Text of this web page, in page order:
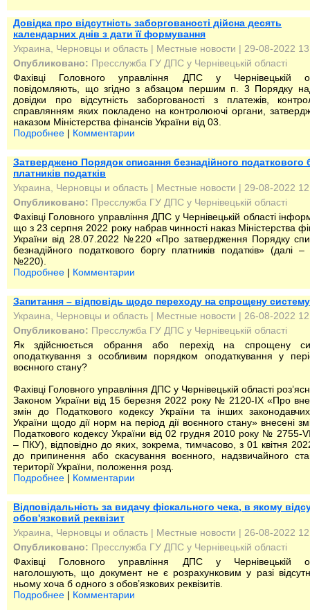
Довідка про відсутність заборгованості дійсна десять
календарних днів з дати її формування
Украина, Черновцы и область | Местные новости | 29-08-2022
Опубликовано: Пресслужба ГУ ДПС у Чернівецькій області
Фахівці Головного управління ДПС у Чернівецькій
повідомляють, що згідно з абзацом першим п. 3 Порядку
довідки про відсутність заборгованості з платежів,
справлянням яких покладено на контролюючі органи,
наказом Міністерства фінансів України від 03.
Подробнее | Комментарии
Затверджено Порядок списання безнадійного податкового
платників податків
Украина, Черновцы и область | Местные новости | 29-08-2022
Опубликовано: Пресслужба ГУ ДПС у Чернівецькій області
Фахівці Головного управління ДПС у Чернівецькій області
що з 23 серпня 2022 року набрав чинності наказ Міністерства
України від 28.07.2022 №220 «Про затвердження Порядку
безнадійного податкового боргу платників податків» (далі –
№220).
Подробнее | Комментарии
Запитання – відповідь щодо переходу на спрощену систему
Украина, Черновцы и область | Местные новости | 26-08-2022
Опубликовано: Пресслужба ГУ ДПС у Чернівецькій області
Як здійснюється обрання або перехід на спрощену
оподаткування з особливим порядком оподаткування у
воєнного стану?
Фахівці Головного управління ДПС у Чернівецькій області
Законом України від 15 березня 2022 року № 2120-IХ «Про
змін до Податкового кодексу України та інших законодавчих
України щодо дії норм на період дії воєнного стану» внесені
Податкового кодексу України від 02 грудня 2010 року № 2755-
– ПКУ), відповідно до яких, зокрема, тимчасово, з 01 квітня
до припинення або скасування воєнного, надзвичайного
території України, положення розд.
Подробнее | Комментарии
Відповідальність за видачу фіскального чека, в якому
обов'язковий реквізит
Украина, Черновцы и область | Местные новости | 26-08-2022
Опубликовано: Пресслужба ГУ ДПС у Чернівецькій області
Фахівці Головного управління ДПС у Чернівецькій
наголошують, що документ не є розрахунковим у разі
ньому хоча б одного з обов’язкових реквізитів.
Подробнее | Комментарии